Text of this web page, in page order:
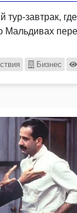
завтрак,
Мальдивах
Бизнес